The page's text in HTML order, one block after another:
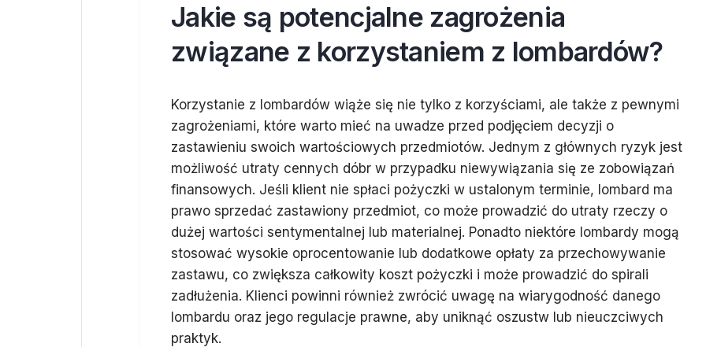
Jakie są potencjalne zagrożenia
związane z korzystaniem z lombardów?
Korzystanie z lombardów wiąże się nie tylko z korzyściami, ale także z pewnymi
zagrożeniami, które warto mieć na uwadze przed podjęciem decyzji o
zastawieniu swoich wartościowych przedmiotów. Jednym z głównych ryzyk jest
możliwość utraty cennych dóbr w przypadku niewywiązania się ze zobowiązań
finansowych. Jeśli klient nie spłaci pożyczki w ustalonym terminie, lombard ma
prawo sprzedać zastawiony przedmiot, co może prowadzić do utraty rzeczy o
dużej wartości sentymentalnej lub materialnej. Ponadto niektóre lombardy mogą
stosować wysokie oprocentowanie lub dodatkowe opłaty za przechowywanie
zastawu, co zwiększa całkowity koszt pożyczki i może prowadzić do spirali
zadłużenia. Klienci powinni również zwrócić uwagę na wiarygodność danego
lombardu oraz jego regulacje prawne, aby uniknąć oszustw lub nieuczciwych
praktyk.